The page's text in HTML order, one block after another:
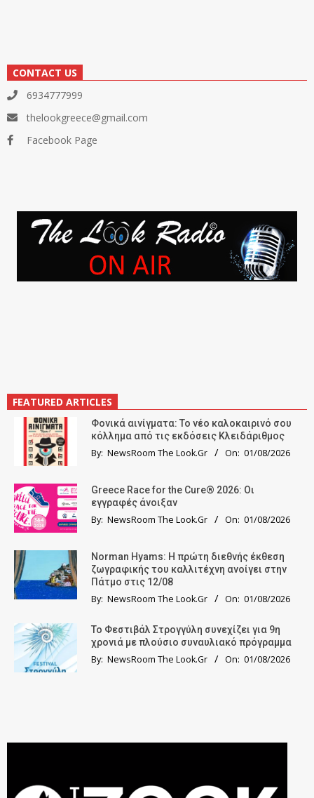
CONTACT US
6934777999
thelookgreece@gmail.com
Facebook Page
FEATURED ARTICLES
Φονικά αινίγματα: Το νέο καλοκαιρινό σου
κόλλημα από τις εκδόσεις Κλειδάριθμος
By: NewsRoom The Look.Gr On: 01/08/2026
Greece Race for the Cure® 2026: Οι
εγγραφές άνοιξαν
By: NewsRoom The Look.Gr On: 01/08/2026
Norman Hyams: Η πρώτη διεθνής έκθεση
ζωγραφικής του καλλιτέχνη ανοίγει στην
Πάτμο στις 12/08
By: NewsRoom The Look.Gr On: 01/08/2026
Το Φεστιβάλ Στρογγύλη συνεχίζει για 9η
χρονιά με πλούσιο συναυλιακό πρόγραμμα
By: NewsRoom The Look.Gr On: 01/08/2026